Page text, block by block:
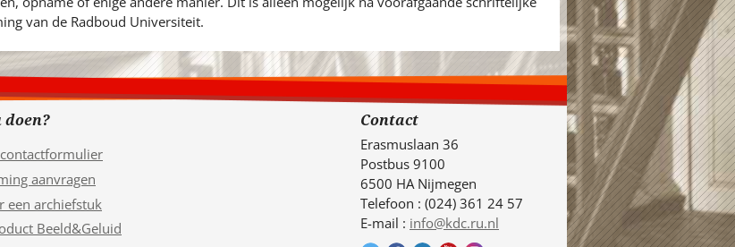
van de Radboud Universiteit.
aanvragen
een archiefstuk
Beeld&Geluid
Contact
Erasmuslaan 36
Postbus 9100
6500 HA Nijmegen
Telefoon : (024) 361 24 57
E-mail : info@kdc.ru.nl